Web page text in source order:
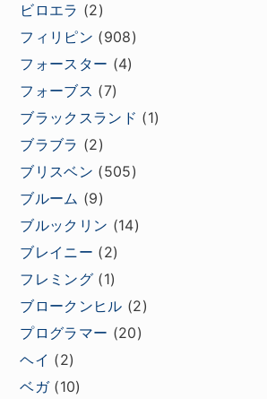
ビロエラ (2)
フィリピン (908)
フォースター (4)
フォーブス (7)
ブラックスランド (1)
ブラブラ (2)
ブリスベン (505)
ブルーム (9)
ブルックリン (14)
ブレイニー (2)
フレミング (1)
ブロークンヒル (2)
プログラマー (20)
ヘイ (2)
ベガ(10)